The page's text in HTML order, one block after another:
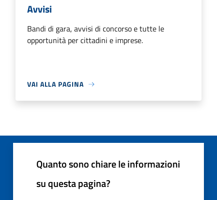
Avvisi
Bandi di gara, avvisi di concorso e tutte le
opportunità per cittadini e imprese.
VAI ALLA PAGINA
Quanto sono chiare le informazioni
su questa pagina?